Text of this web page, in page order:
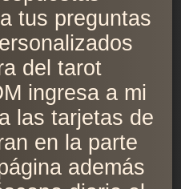
tus preguntas
del tarot
ingresa a mi
las tarjetas de
en la parte
además